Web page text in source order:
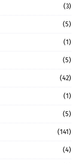
(3)
(5)
(1)
(5)
(42)
(1)
(5)
(141)
(4)